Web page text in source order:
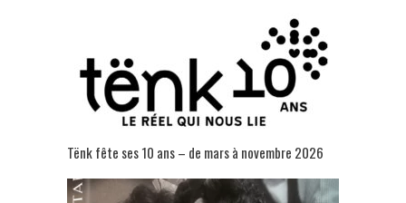
Tënk fête ses 10 ans – de mars à novembre 2026